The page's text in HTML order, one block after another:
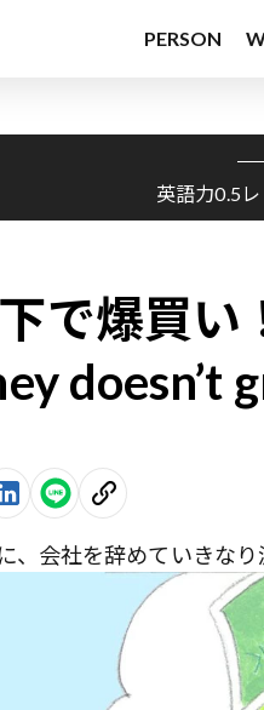
PERSON
英語力0.5
で爆買い
doesn’t
、会社を辞めていきな